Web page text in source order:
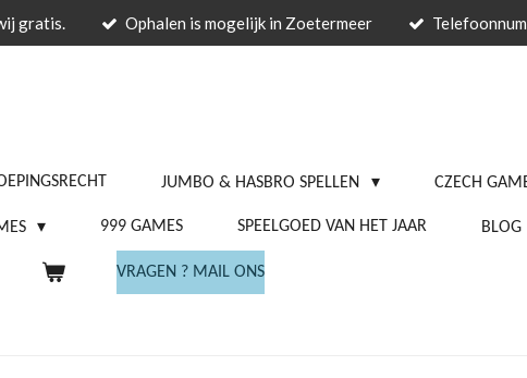
gratis. Ophalen is mogelijk in Zoetermeer
JUMBO & HASBRO SPELLEN CZECH
999 GAMES SPEELGOED VAN HET JAAR BLOG
VRAGEN ? MAIL ONS